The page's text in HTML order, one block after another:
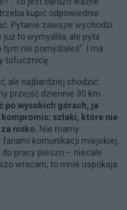
kupić odpowiednie
Pytanie zawsze wychodzi
to wymyśliła, ale pyta
nie pomyślałeś”. I ma
tofucznicę.
ale najbardziej chodzić.
przejść dziennie 30 km.
po wysokich górach, ja
szlaki, które nie
nisko. Nie mamy
komunikacji miejskiej.
pracy pieszo – niecałe
wracam, to mnie uspokaja.